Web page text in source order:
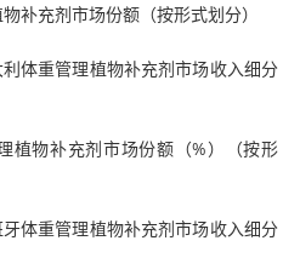
补充剂市场份额（按形式划分）
体重管理植物补充剂市场收入细分
植物补充剂市场份额（%）（按形
体重管理植物补充剂市场收入细分